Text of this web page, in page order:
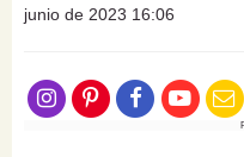
junio de 2023 16:06